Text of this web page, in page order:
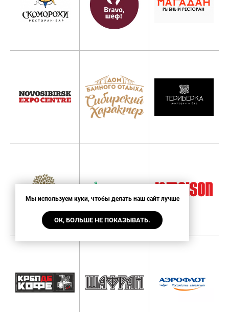
Мы используем куки, чтобы делать наш сайт лучше
ОК, БОЛЬШЕ НЕ ПОКАЗЫВАТЬ.